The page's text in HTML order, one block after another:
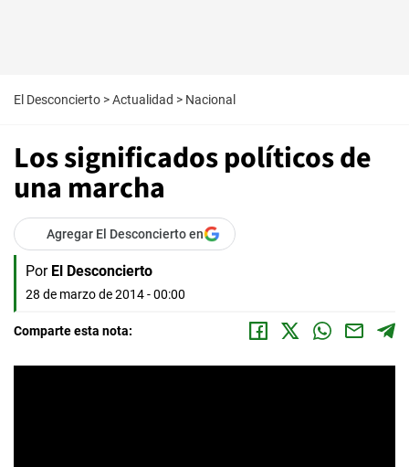
El Desconcierto >Actualidad > Nacional
Los significados políticos de
una marcha
Agregar El Desconcierto en
Por El Desconcierto
28 de marzo de 2014 - 00:00
Comparte esta nota: